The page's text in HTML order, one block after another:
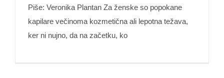
Piše: Veronika Plantan Za ženske so popokane
kapilare večinoma kozmetična ali lepotna težava,
ker ni nujno, da na začetku, ko